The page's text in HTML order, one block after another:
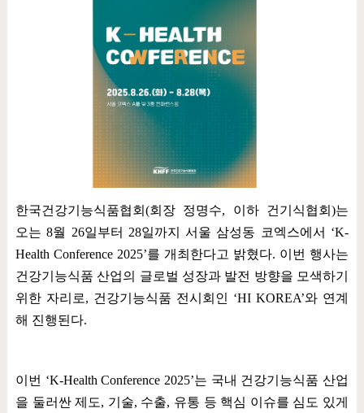
한국건강기능식품협회 (회장 정명수, 이하 건기식협회)는
오는8월 26일부터 28일까지 서울 삼성동 코엑스에서 ‘K-
Health Conference 2025’를 개최한다고 밝혔다. 이번 행사는
건강기능식품 산업의 글로벌 성장과 발전 방향을 모색하기
위한 자리로, 건강기능식품 전시회인 ‘HI KOREA’와 연계
해 진행된다.
이번 ‘K-Health Conference 2025’는 국내 건강기능식품 산업
을 둘러싼 제도, 기술, 수출, 유통 등 핵심 이슈를 심도 있게